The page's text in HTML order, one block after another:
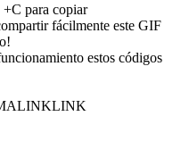
para copiar
fácilmente este GIF
estos códigos
LINK